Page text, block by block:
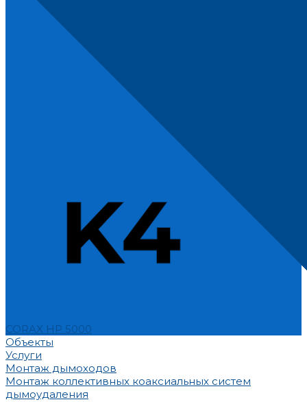
CORAX HP 5000
Объекты
Услуги
Монтаж дымоходов
Монтаж коллективных коаксиальных систем
дымоудаления